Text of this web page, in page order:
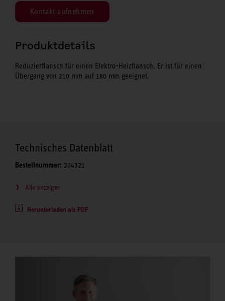
Kontakt aufnehmen
Produktdetails
Reduzierflansch für einen Elektro-Heizflansch. Er ist für einen
Übergang von 210 mm auf 180 mm geeignet.
Technisches Datenblatt
Bestellnummer: 204321
Alle anzeigen
Herunterladen als PDF